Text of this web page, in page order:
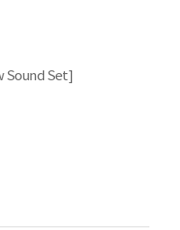
Sound Set]